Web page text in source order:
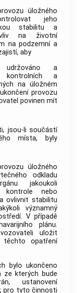
úložného
jeho
stabilitu a
vliv na životní
na podzemní a
aby
a
kontrolních a
na úložném
provozu
povinen mít
jsou-li součástí
místa, byly
úložného
odkladu
jakoukoli
nebo
ovlivnit stabilitu
významný
V případě
plánu.
uložit
těchto opatření
bylo ukončeno
ze kterých bude
ustanovení
pro tyto činnosti